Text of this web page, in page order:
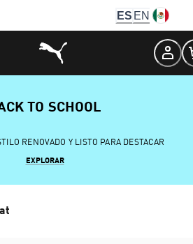
ES EN
TO SCHOOL
RENOVADO Y LISTO PARA DESTACAR
EXPLORAR